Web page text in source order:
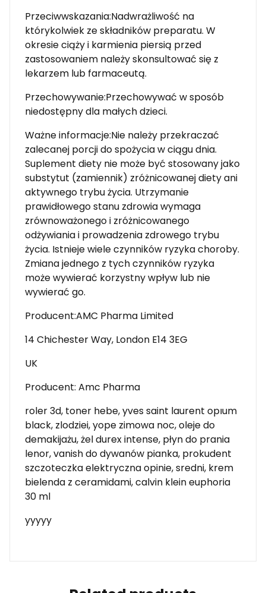
Przeciwwskazania:Nadwrażliwość na
którykolwiek ze składników preparatu. W
okresie ciąży i karmienia piersią przed
zastosowaniem należy skonsultować się z
lekarzem lub farmaceutą.
Przechowywanie:Przechowywać w sposób
niedostępny dla małych dzieci.
Ważne informacje:Nie należy przekraczać
zalecanej porcji do spożycia w ciągu dnia.
Suplement diety nie może być stosowany jako
substytut (zamiennik) zróżnicowanej diety ani
aktywnego trybu życia. Utrzymanie
prawidłowego stanu zdrowia wymaga
zrównoważonego i zróżnicowanego
odżywiania i prowadzenia zdrowego trybu
życia. Istnieje wiele czynników ryzyka choroby.
Zmiana jednego z tych czynników ryzyka
może wywierać korzystny wpływ lub nie
wywierać go.
Producent:AMC Pharma Limited
14 Chichester Way, London E14 3EG
UK
Producent: Amc Pharma
roler 3d, toner hebe, yves saint laurent opıum
black, zlodziei, yope zimowa noc, oleje do
demakijażu, żel durex intense, płyn do prania
lenor, vanish do dywanów pianka, prokudent
szczoteczka elektryczna opinie, sredni, krem
bielenda z ceramidami, calvin klein euphoria
30 ml
yyyyy